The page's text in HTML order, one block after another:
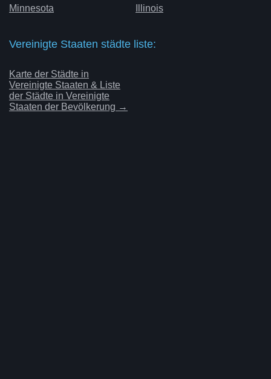
Minnesota Illinois
Vereinigte Staaten städte liste:
Karte der Städte in
Vereinigte Staaten & Liste
der Städte in Vereinigte
Staaten der Bevölkerung →